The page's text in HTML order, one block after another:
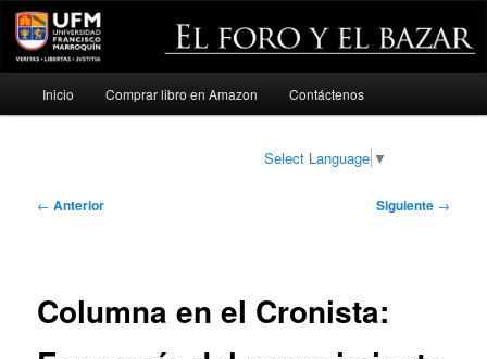
Ir
Inicio Comprar libro en Amazon Contáctenos
Select Language ▼
Navegación
← Anterior Siguiente →
Columna en el Cronista: